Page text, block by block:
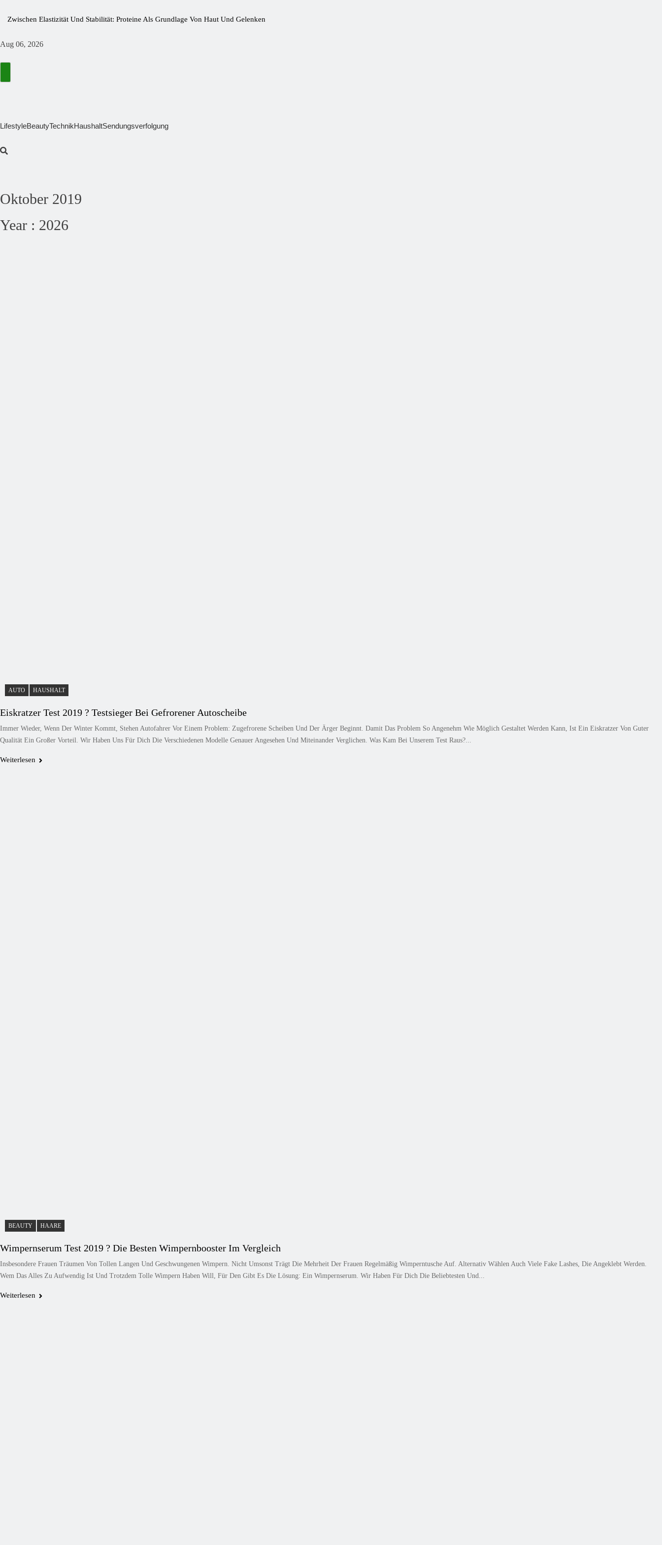
Zwischen Elastizität Und Stabilität: Proteine Als Grundlage Von Haut Und Gelenken
Wie Kleine Nährstofflücken Große Wirkung Haben
Die Fastaxol-Wirkung & Inhaltsstoffe Im Faktencheck!
Aug 06, 2026
LifestyleBeautyTechnikHaushaltSendungsverfolgung
Oktober 2019
Year : 2026
AUTO HAUSHALT
Eiskratzer Test 2019 ? Testsieger Bei Gefrorener Autoscheibe
Immer Wieder, Wenn Der Winter Kommt, Stehen Autofahrer Vor Einem Problem: Zugefrorene Scheiben Und Der Ärger Beginnt. Damit Das Problem So Angenehm Wie Möglich Gestaltet Werden Kann, Ist Ein Eiskratzer Von Guter
Qualität Ein Großer Vorteil. Wir Haben Uns Für Dich Die Verschiedenen Modelle Genauer Angesehen Und Miteinander Verglichen. Was Kam Bei Unserem Test Raus?...
Weiterlesen
BEAUTY HAARE
Wimpernserum Test 2019 ? Die Besten Wimpernbooster Im Vergleich
Insbesondere Frauen Träumen Von Tollen Langen Und Geschwungenen Wimpern. Nicht Umsonst Trägt Die Mehrheit Der Frauen Regelmäßig Wimperntusche Auf. Alternativ Wählen Auch Viele Fake Lashes, Die Angeklebt Werden.
Wem Das Alles Zu Aufwendig Ist Und Trotzdem Tolle Wimpern Haben Will, Für Den Gibt Es Die Lösung: Ein Wimpernserum. Wir Haben Für Dich Die Beliebtesten Und...
Weiterlesen